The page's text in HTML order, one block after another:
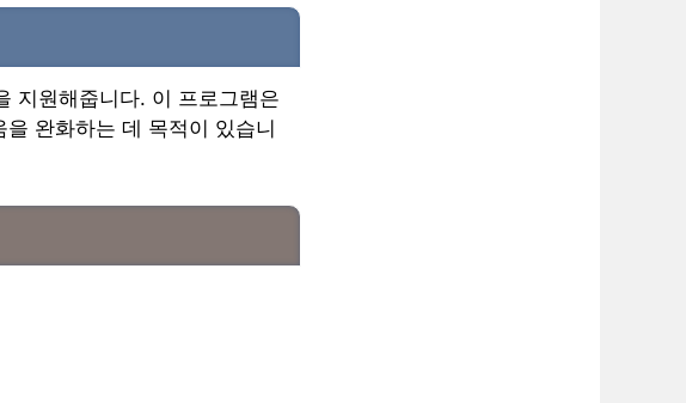
지원해줍니다. 이 프로그램은
완화하는 데 목적이 있습니